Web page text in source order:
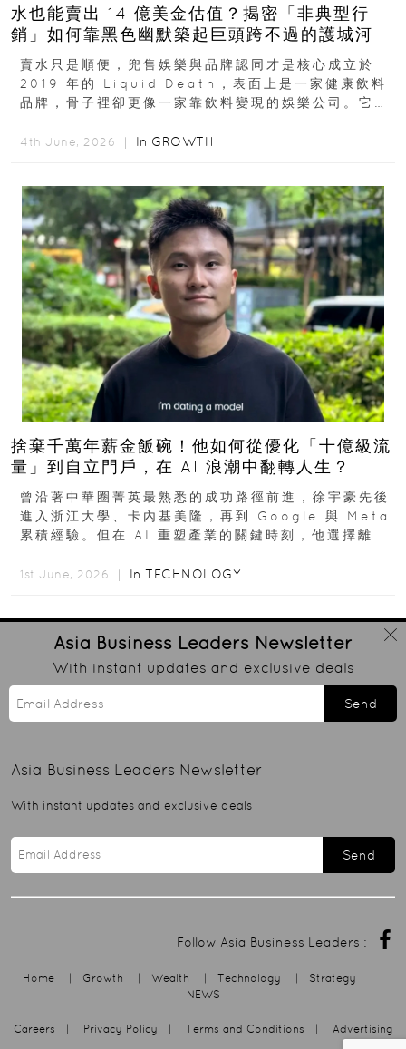
水也能賣出 14 億美金估值？揭密「非典型行
銷」如何靠黑色幽默築起巨頭跨不過的護城河
賣水只是順便，兜售娛樂與品牌認同才是核心成立於
2019 年的 Liquid Death，表面上是一家健康飲料
品牌，骨子裡卻更像一家靠飲料變現的娛樂公司。它最
4th June, 2026 ｜ In GROWTH
捨棄千萬年薪金飯碗！他如何從優化「十億級流
量」到自立門戶，在 AI 浪潮中翻轉人生？
曾沿著中華圈菁英最熟悉的成功路徑前進，徐宇豪先後
進入浙江大學、卡內基美隆，再到 Google 與 Meta
累積經驗。但在 AI 重塑產業的關鍵時刻，他選擇離開
1st June, 2026 ｜ In TECHNOLOGY
Asia Business Leaders Newsletter
With instant updates and exclusive deals
Send
Asia Business Leaders Newsletter
With instant updates and exclusive deals
Send
Follow Asia Business Leaders :
Home | Growth | Wealth | Technology | Strategy
|
NEWS
Careers | Privacy Policy | Terms and Conditions | Advertising